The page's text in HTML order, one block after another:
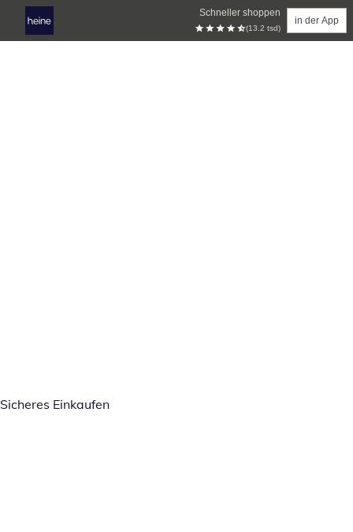
Schneller shoppen
(13.2 tsd)
in der App
Sicheres Einkaufen